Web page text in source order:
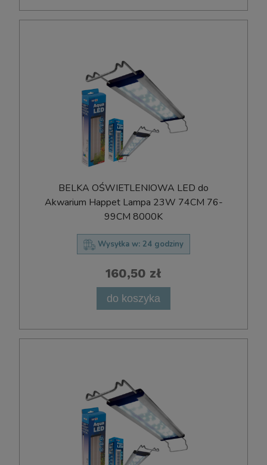
BELKA OŚWIETLENIOWA LED do
Akwarium Happet Lampa 23W 74CM 76-
99CM 8000K
Wysyłka w: 24 godziny
160,50 zł
do koszyka